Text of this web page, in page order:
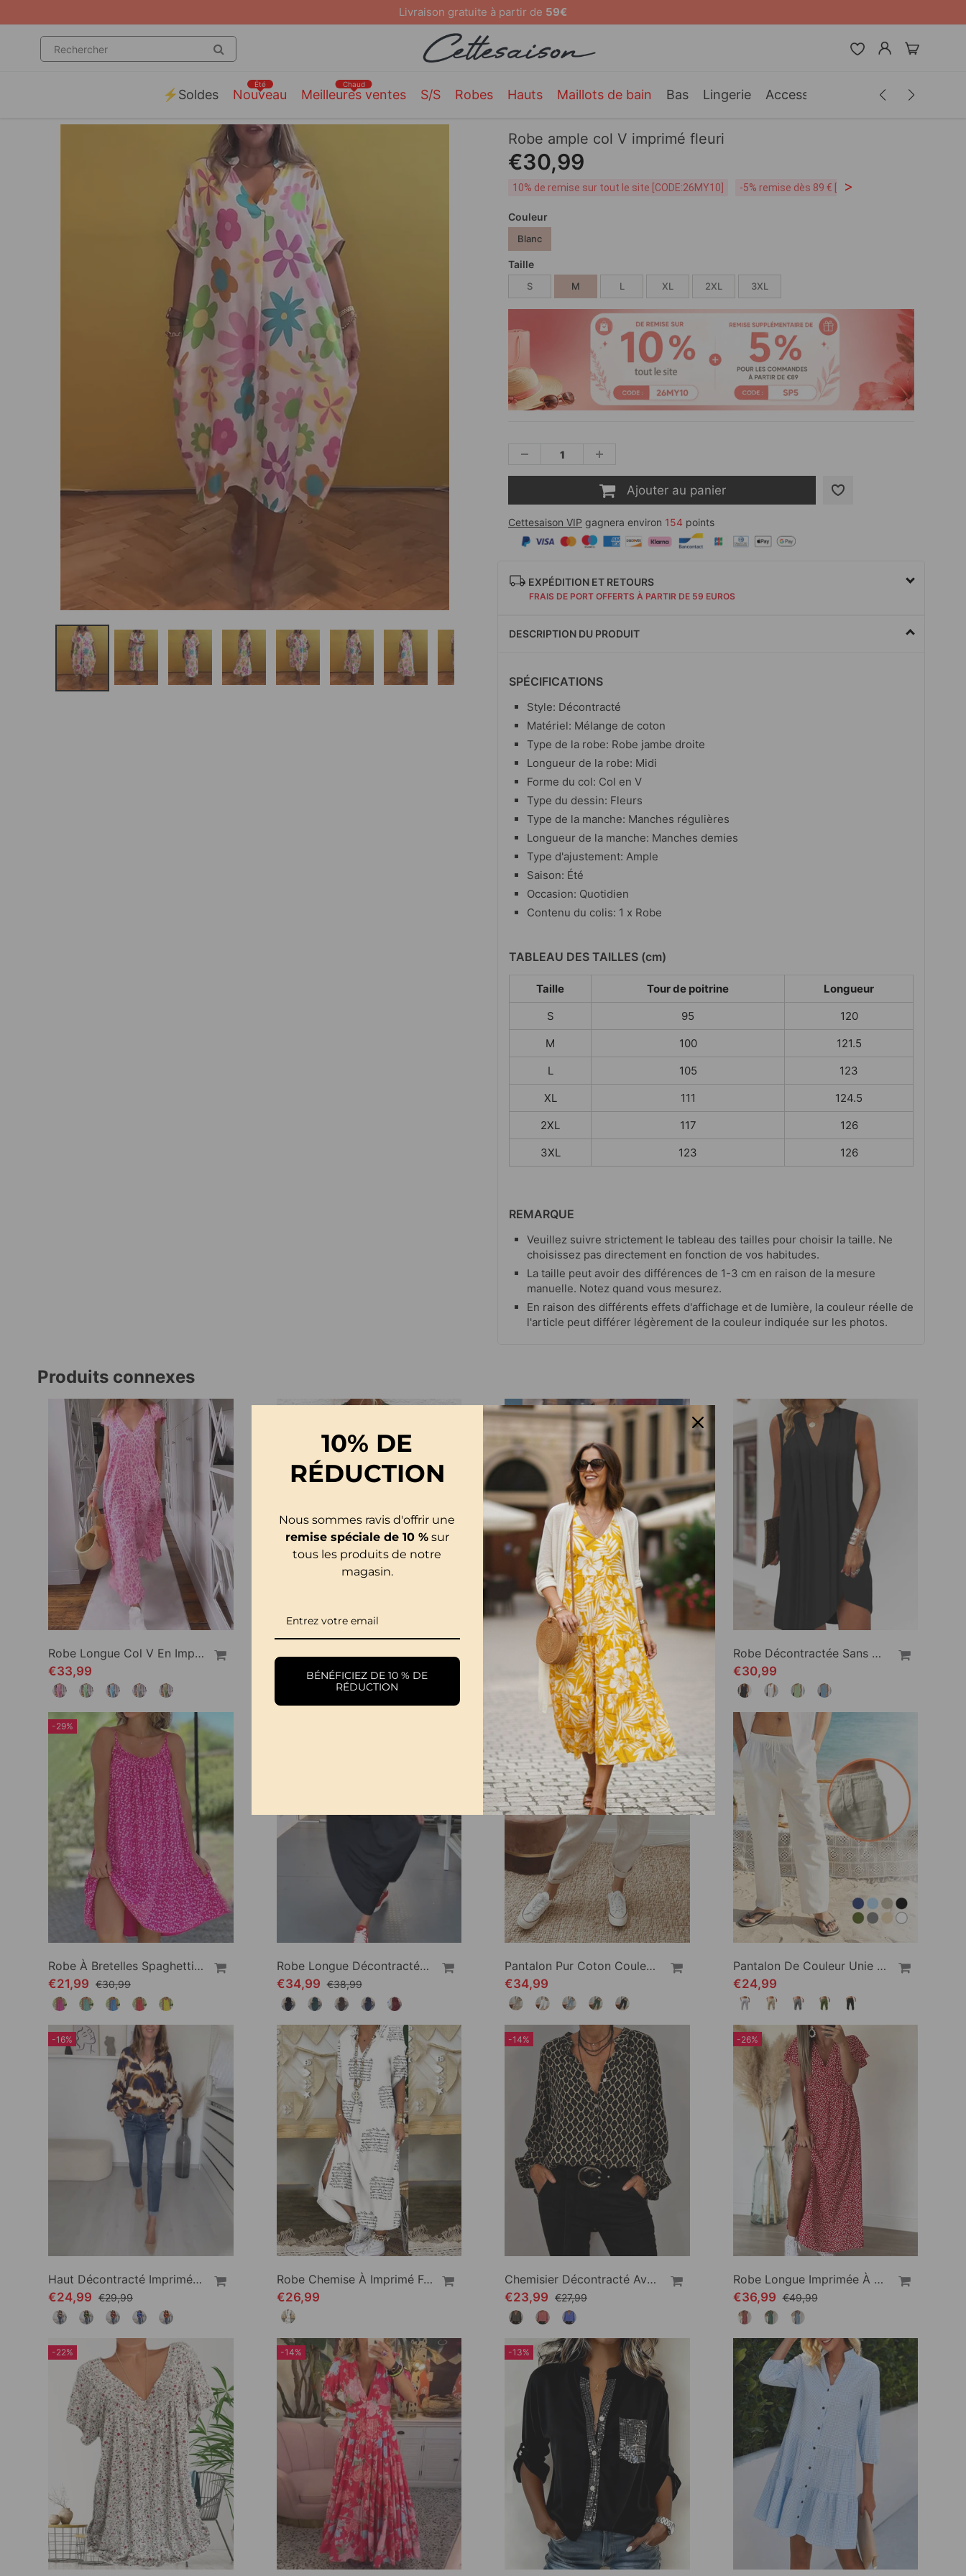
Livraison gratuite à partir de 59€
⚡️Soldes Nouveau
Été
Meilleures ventes
Chaud
S/S Robes Hauts Maillots de bain Bas Lingerie Accessoires Hommes
Robe ample col V imprimé fleuri
€30,99
10% de remise sur tout le site [CODE:26MY10] -5% remise dès 89 € [CODE:SP5]
>
Couleur
Blanc
Taille
S M L XL 2XL 3XL
Ajouter au panier
Cettesaison VIP gagnera environ 154 points
EXPÉDITION ET RETOURS
FRAIS DE PORT OFFERTS À PARTIR DE 59 EUROS
DESCRIPTION DU PRODUIT
SPÉCIFICATIONS
Style: Décontracté
Matériel: Mélange de coton
Type de la robe: Robe jambe droite
Longueur de la robe: Midi
Forme du col: Col en V
Type du dessin: Fleurs
Type de la manche: Manches régulières
Longueur de la manche: Manches demies
Type d'ajustement: Ample
Saison: Été
Occasion: Quotidien
Contenu du colis: 1 x Robe
TABLEAU DES TAILLES (cm)
Taille Tour de poitrine
Longueur
S
95
120
M
100
121.5
L
105
123
XL
111
124.5
2XL
117
126
3XL
123 126
REMARQUE
Veuillez suivre strictement le tableau des tailles pour choisir la taille. Ne
choisissez pas directement en fonction de vos habitudes.
La taille peut avoir des différences de 1-3 cm en raison de la mesure
manuelle. Notez quand vous mesurez.
En raison des différents effets d'affichage et de lumière, la couleur réelle de
l'article peut différer légèrement de la couleur indiquée sur les photos.
Produits connexes
Robe Longue Col V En Imprimé À Manches Courtes
€33,99
€29,99
-12%
Robe Longue Ample Avec Revers Et Fente Latérale
€34,99 €39,99
Robe Décontractée Sans Manches À Col En V
€30,99
-29%
Robe À Bretelles Spaghetti Imprimée
€21,99 €30,99
Robe Longue Décontractée De Couleur Unie
€34,99 €38,99
Pantalon Pur Coton Couleur Unie
€34,99
Pantalon De Couleur Unie Respirant En Coton Lin
€24,99
-16%
Haut Décontracté Imprimé À Col En V
€24,99 €29,99
Robe Chemise À Imprimé Fendu
€26,99
-14%
Chemisier Décontracté Avec Col En V
€23,99 €27,99
-26%
Robe Longue Imprimée À Encolure En V
€36,99 €49,99
-22% -14% -13%
10% DE
RÉDUCTION
Nous sommes ravis d'offrir une
remise spéciale de 10 %sur
tous les produits de notre
magasin.
BÉNÉFICIEZ DE 10 % DE
RÉDUCTION